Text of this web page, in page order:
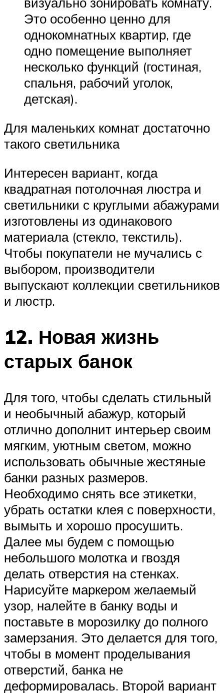
Это особенно ценно для
однокомнатных квартир, где
одно помещение выполняет
несколько функций (гостиная,
спальня, рабочий уголок,
детская).
Для маленьких комнат достаточно
такого светильника
Интересен вариант, когда
квадратная потолочная люстра и
светильники с круглыми абажурами
изготовлены из одинакового
материала (стекло, текстиль).
Чтобы покупатели не мучались с
выбором, производители
выпускают коллекции светильников
и люстр.
12. Новая жизнь
старых банок
Для того, чтобы сделать стильный
и необычный абажур, который
отлично дополнит интерьер своим
мягким, уютным светом, можно
использовать обычные жестяные
банки разных размеров.
Необходимо снять все этикетки,
убрать остатки клея с поверхности,
вымыть и хорошо просушить.
Далее мы будем с помощью
небольшого молотка и гвоздя
делать отверстия на стенках.
Нарисуйте маркером желаемый
узор, налейте в банку воды и
поставьте в морозилку до полного
замерзания. Это делается для того,
чтобы в момент проделывания
отверстий, банка не
деформировалась. Второй вариант